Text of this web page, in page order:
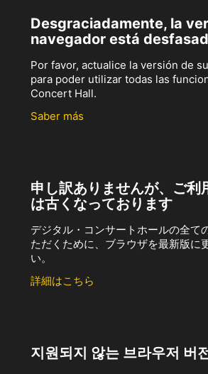
Desgraciadamente, la
navegador está
Por favor, actualice la versión de
para poder utilizar todas las
Concert Hall.
Saber más
申し訳ありませんが、ご利
は古くなっております
デジタル・コンサートホールの全て
ただくために、ブラウザを最新版に
い。
詳細はこちら
지원되지 않는 브라우저 버